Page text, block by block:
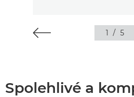
1 / 5
Spolehlivé a